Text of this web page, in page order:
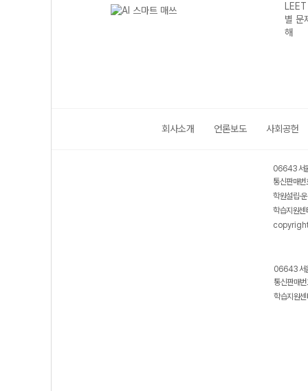
별 문
해
회사소개 언론보도 사회공헌
06643 서
통신판매
학원설립·
학습지원
06643 서
통신판매
학습지원